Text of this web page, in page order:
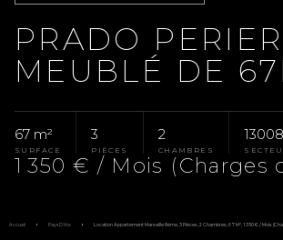
PRADO
MEUBLÉ DE
67 m²
SURFACE
3
PIÈCES
2
CHAMBRES
13008
1 350 € / Mois (Charges
Accueil Pays D'Aix Location Appartement Marseille 8ème, 3 Pièces, 2 Chambres, 67 M², 1 350 € / Mois